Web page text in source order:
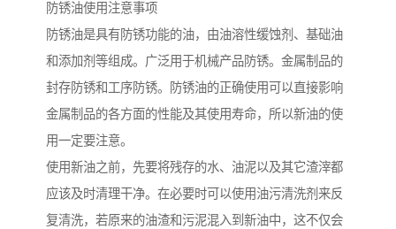
防锈油使用注意事项
防锈油是具有防锈功能的油，由油溶性缓蚀剂、基础油
和添加剂等组成。广泛用于机械产品防锈。金属制品的
封存防锈和工序防锈。防锈油的正确使用可以直接影响
金属制品的各方面的性能及其使用寿命，所以新油的使
用一定要注意。
使用新油之前，先要将残存的水、油泥以及其它渣滓都
应该及时清理干净。在必要时可以使用油污清洗剂来反
复清洗，若原来的油渣和污泥混入到新油中，这不仅会